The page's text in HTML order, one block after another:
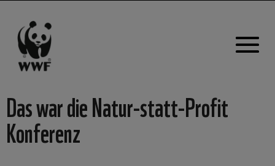
Das war die Natur-statt-Profit
Konferenz